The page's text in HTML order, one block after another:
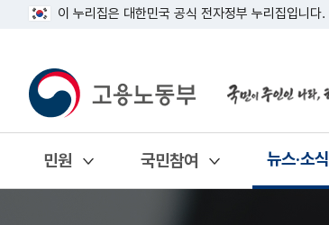
이 누리집은 대한민국 공식 전자정부 누리집입니다.
민원
열기
국민참여
열기
뉴스·소식
열기